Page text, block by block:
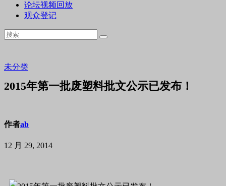
论坛视频回放
观众登记
未分类
2015年第一批废塑料批文公示已发布！
作者ab
12 月 29, 2014